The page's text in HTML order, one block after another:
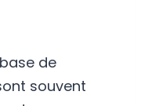
de
souvent